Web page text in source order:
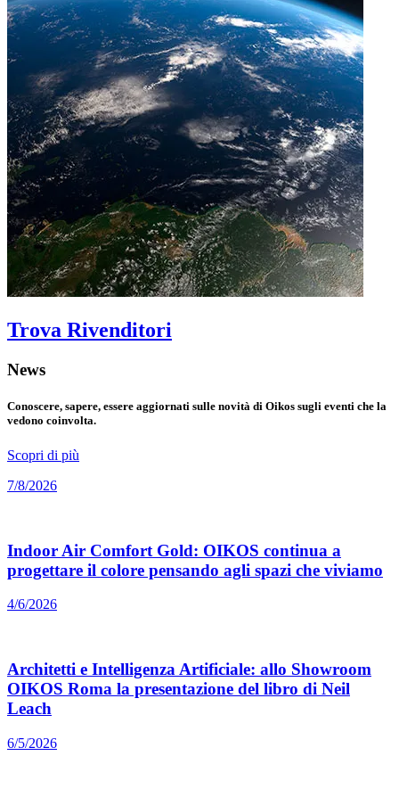
Trova Rivenditori
News
Conoscere, sapere, essere aggiornati sulle novità di Oikos sugli eventi che la
vedono coinvolta.
Scopri di più
7/8/2026
Indoor Air Comfort Gold: OIKOS continua a
progettare il colore pensando agli spazi che viviamo
4/6/2026
Architetti e Intelligenza Artificiale: allo Showroom
OIKOS Roma la presentazione del libro di Neil
Leach
6/5/2026